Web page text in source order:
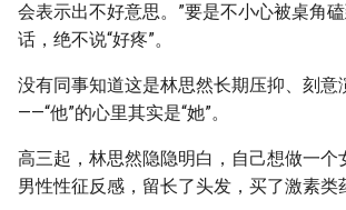
会表示出不好意思。”要是不小心被桌角
话，绝不说“好疼”。
没有同事知道这是林思然长期压抑、刻意
——“他”的心里其实是“她”。
高三起，林思然隐隐明白，自己想做一个
男性性征反感，留长了头发，买了激素类